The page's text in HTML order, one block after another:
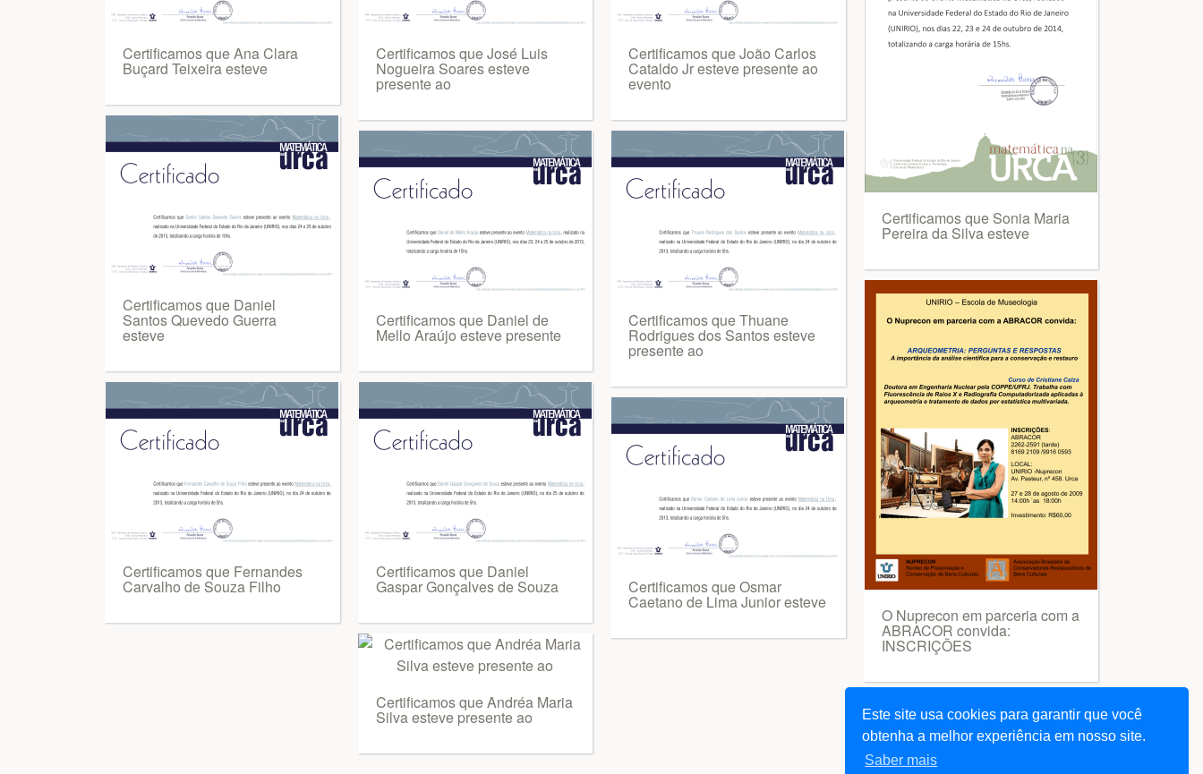
Este site usa cookies para garantir que você
obtenha a melhor experiência em nosso site.
Saber mais
Certificamos que Ana Clara
Buçard Teixeira esteve
Certificamos que Daniel
Santos Quevedo Guerra
esteve
Certificamos que Fernandes
Carvalho de Souza Filho
Certificamos que José Luis
Nogueira Soares esteve
presente ao
Certificamos que Daniel de
Mello Araújo esteve presente
Certificamos que Daniel
Gaspar Gonçalves de Souza
Certificamos que Andréa Maria
Silva esteve presente ao
Certificamos que João Carlos
Cataldo Jr esteve presente ao
evento
Certificamos que Thuane
Rodrigues dos Santos esteve
presente ao
Certificamos que Osmar
Caetano de Lima Junior esteve
Certificamos que Sonia Maria
Pereira da Silva esteve
O Nuprecon em parceria com a
ABRACOR convida:
INSCRIÇÕES